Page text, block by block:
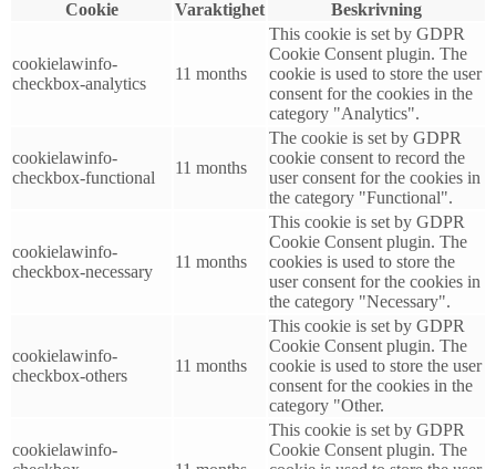
Cookie
Varaktighet Beskrivning
cookielawinfo-
checkbox-analytics
11 months
This cookie is set by GDPR
Cookie Consent plugin. The
cookie is used to store the user
consent for the cookies in the
category "Analytics".
cookielawinfo-
checkbox-functional
11 months
The cookie is set by GDPR
cookie consent to record the
user consent for the cookies in
the category "Functional".
cookielawinfo-
checkbox-necessary
11 months
This cookie is set by GDPR
Cookie Consent plugin. The
cookies is used to store the
user consent for the cookies in
the category "Necessary".
cookielawinfo-
checkbox-others
11 months
This cookie is set by GDPR
Cookie Consent plugin. The
cookie is used to store the user
consent for the cookies in the
category "Other.
cookielawinfo-
This cookie is set by GDPR
Cookie Consent plugin. The